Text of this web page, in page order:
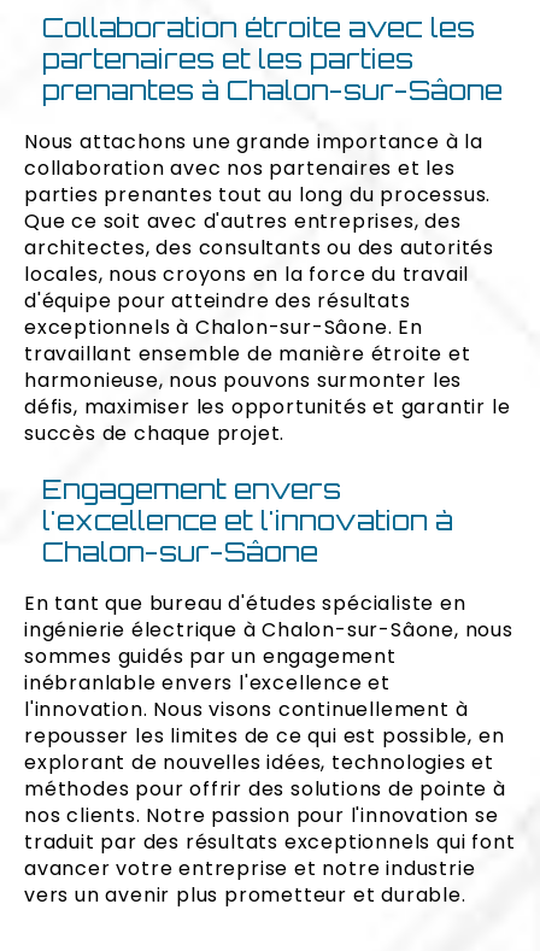
Collaboration étroite avec les
partenaires et les parties
prenantes à Chalon-sur-Sâone
Nous attachons une grande importance à la
collaboration avec nos partenaires et les
parties prenantes tout au long du processus.
Que ce soit avec d'autres entreprises, des
architectes, des consultants ou des autorités
locales, nous croyons en la force du travail
d'équipe pour atteindre des résultats
exceptionnels à Chalon-sur-Sâone. En
travaillant ensemble de manière étroite et
harmonieuse, nous pouvons surmonter les
défis, maximiser les opportunités et garantir le
succès de chaque projet.
Engagement envers
l'excellence et l'innovation à
Chalon-sur-Sâone
En tant que bureau d'études spécialiste en
ingénierie électrique à Chalon-sur-Sâone, nous
sommes guidés par un engagement
inébranlable envers l'excellence et
l'innovation. Nous visons continuellement à
repousser les limites de ce qui est possible, en
explorant de nouvelles idées, technologies et
méthodes pour offrir des solutions de pointe à
nos clients. Notre passion pour l'innovation se
traduit par des résultats exceptionnels qui font
avancer votre entreprise et notre industrie
vers un avenir plus prometteur et durable.